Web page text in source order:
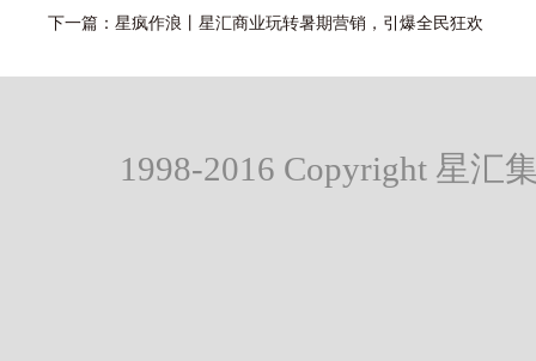
下一篇： 星疯作浪丨星汇商业玩转暑期营销，引爆全民狂欢
1998-2016 Copyright 星汇